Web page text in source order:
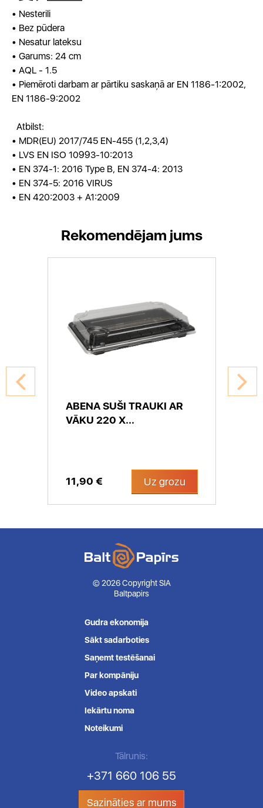
• Nesterili
• Bez pūdera
• Nesatur lateksu
• Garums: 24 cm
• AQL - 1.5
• Piemēroti darbam ar pārtiku saskaņā ar EN 1186-1:2002,
EN 1186-9:2002
Atbilst:
• MDR(EU) 2017/745 EN-455 (1,2,3,4)
• LVS EN ISO 10993-10:2013
• EN 374-1: 2016 Type B, EN 374-4: 2013
• EN 374-5: 2016 VIRUS
• EN 420:2003 + A1:2009
Rekomendējam jums
ABENA SUŠI TRAUKI AR
VĀKU 220 X...
11,90 € Uz grozu
© 2026 Copyright SIA
Baltpapirs
Gudra ekonomija
Sākt sadarboties
Saņemt testēšanai
Par kompāniju
Video apskati
Iekārtu noma
Noteikumi
Tālrunis:
+371 660 106 55
Sazināties ar mums